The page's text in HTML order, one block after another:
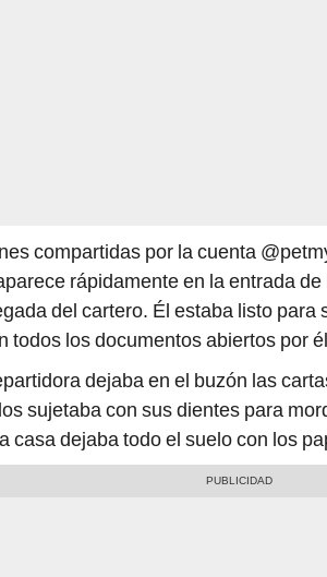
compartidas por la cuenta
rápidamente en la entrada
del cartero. Él estaba listo para
todos los documentos abiertos por
dejaba en el buzón las
sujetaba con sus dientes para
casa dejaba todo el suelo con los